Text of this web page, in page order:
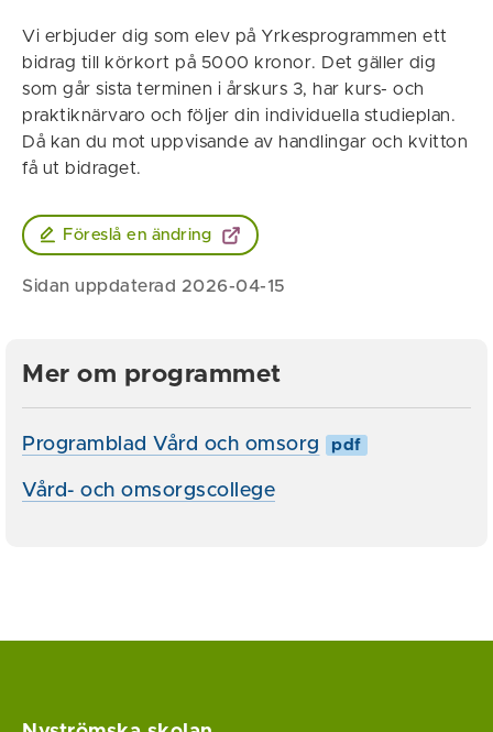
Vi erbjuder dig som elev på Yrkesprogrammen ett
bidrag till körkort på 5000 kronor. Det gäller dig
som går sista terminen i årskurs 3, har kurs- och
praktiknärvaro och följer din individuella studieplan.
Då kan du mot uppvisande av handlingar och kvitton
få ut bidraget.
Föreslå en ändring
Sidan uppdaterad 2026-04-15
Mer om programmet
Programblad Vård och omsorg pdf
Vård- och omsorgscollege